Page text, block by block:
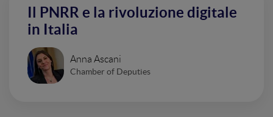
Il PNRR e la rivoluzione digitale
in Italia
Anna Ascani
Chamber of Deputies